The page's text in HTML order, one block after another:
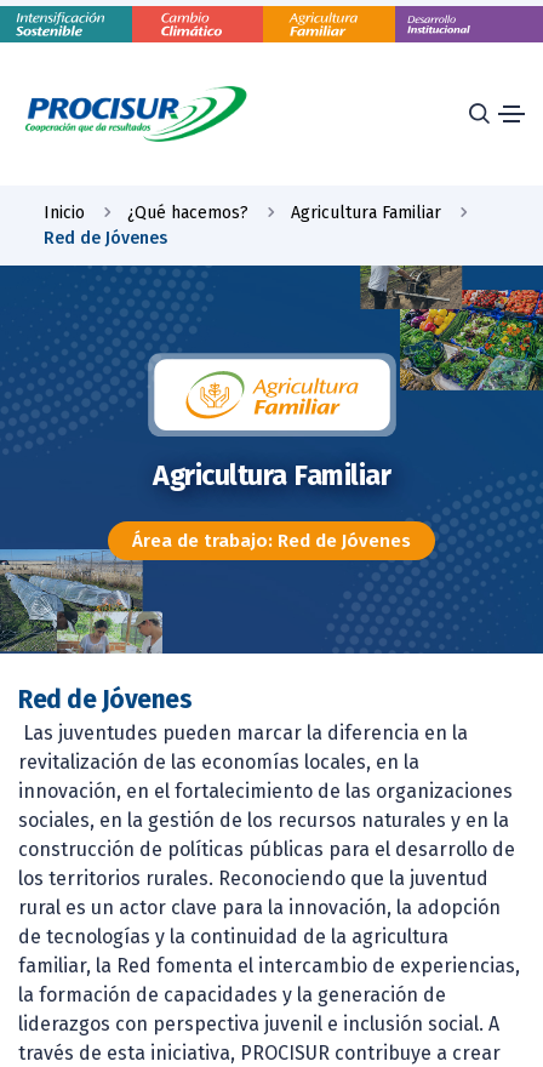
Inicio ¿Qué hacemos?
Agricultura Familiar
Red de Jóvenes
Agricultura Familiar
Área de trabajo: Red de Jóvenes
Red de Jóvenes
Las juventudes pueden marcar la diferencia en la
revitalización de las economías locales, en la
innovación, en el fortalecimiento de las organizaciones
sociales, en la gestión de los recursos naturales y en la
construcción de políticas públicas para el desarrollo de
los territorios rurales. Reconociendo que la juventud
rural es un actor clave para la innovación, la adopción
de tecnologías y la continuidad de la agricultura
familiar, la Red fomenta el intercambio de experiencias,
la formación de capacidades y la generación de
liderazgos con perspectiva juvenil e inclusión social. A
través de esta iniciativa, PROCISUR contribuye a crear